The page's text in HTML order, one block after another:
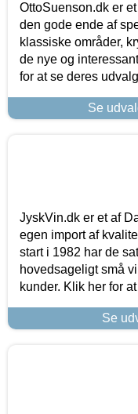
OttoSuenson.dk er
den gode ende af
klassiske områder,
de nye og
for at se deres
Se
JyskVin.dk er et af
egen import af
start i 1982 har de
hovedsageligt små
kunder. Klik her for
Se